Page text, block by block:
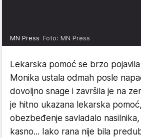
MN Press Foto: MN Press
Lekarska pomoć se brzo
Monika ustala odmah posle
dovoljno snage i završila je na
je hitno ukazana lekarska
obezbeđenje savladalo
kasno... Iako rana nije bila